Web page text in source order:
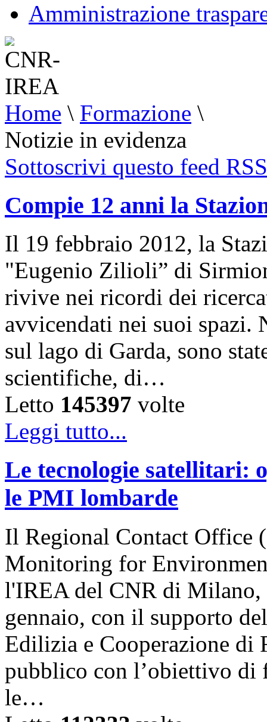
Amministrazione
Home \ Formazione \
Notizie in evidenza
Sottoscrivi questo feed RSS
Compie 12 anni la
Il 19 febbraio 2012, la
"Eugenio Zilioli” di
rivive nei ricordi dei
avvicendati nei suoi spazi.
sul lago di Garda, sono
scientifiche, di…
Letto 145397 volte
Leggi tutto...
Le tecnologie satellitari:
le PMI lombarde
Il Regional Contact Office
Monitoring for
l'IREA del CNR di Milano,
gennaio, con il supporto
Edilizia e Cooperazione di
pubblico con l’obiettivo di
le…